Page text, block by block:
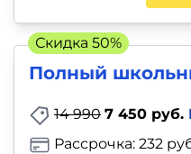
Полный
14 990 7 450 руб.
Рассрочка: 232
Скидка 50%